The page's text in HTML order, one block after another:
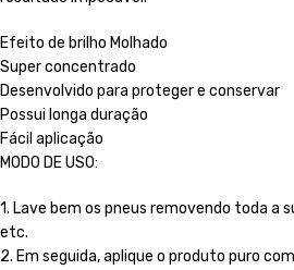
Efeito de brilho Molhado
Super concentrado
Desenvolvido para proteger e conservar
Possui longa duração
Fácil aplicação
MODO DE USO:
1. Lave bem os pneus removendo toda a
etc.
2. Em seguida, aplique o produto puro